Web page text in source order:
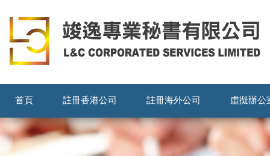
首頁 註冊香港公司 註冊海外公司 虛擬辦公